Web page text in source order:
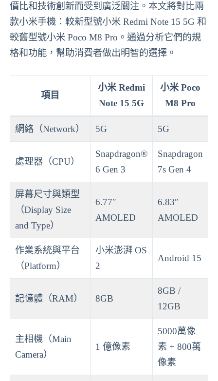
價比和技術創新而受到廣泛關注。本文將對比兩
款小米手機：較新型號小米 Redmi Note 15 5G 和
較舊型號小米 Poco M8 Pro。通過分析它們的規
格和功能，幫助消費者做出明智的選擇。
項目
小米 Redmi
Note 15 5G
小米 Poco
M8 Pro
網絡（Network） 5G 5G
處理器（CPU）
Snapdragon®
6 Gen 3
Snapdragon
7s Gen 4
屏幕尺寸與類型
（Display Size
and Type）
6.77″
AMOLED
6.83″
AMOLED
作業系統與平台
（Platform）
小米澎湃 OS
2
Android 15
記憶體（RAM） 8GB
8GB /
12GB
主相機（Main
Camera）
1 億像素
5000萬像
素 + 800萬
像素